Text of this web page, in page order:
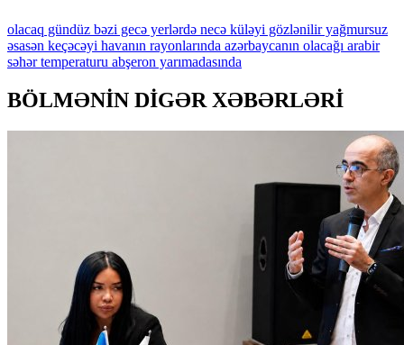
olacaq gündüz bəzi gecə yerlərdə necə küləyi gözləniliryağmursuz
əsasən keçəcəyi havanın rayonlarında azərbaycanın olacağı arabir
səhərtemperaturu abşeron yarımadasında
BÖLMƏNİN DİGƏR XƏBƏRLƏRİ